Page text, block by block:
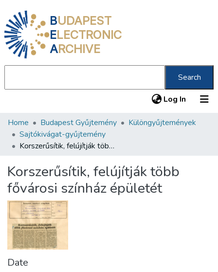
BUDAPEST
ELECTRONIC
ARCHIVE
Search
Log In (current)
Communities & Collections
All of DSpace
About us
Home Budapest Gyűjtemény
Különgyűjtemények
Sajtókivágat-gyűjtemény
Korszerűsítik, felújítják több fővárosi színház épületét
Korszerűsítik, felújítják több
fővárosi színház épületét
Date